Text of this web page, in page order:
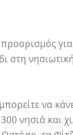
στη
να
νησιά και